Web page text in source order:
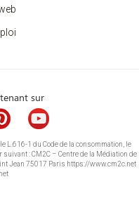
sur
L.616-1 du Code de la consommation, le
: CM2C – Centre de la Médiation de
Jean 75017 Paris https://www.cm2c.net